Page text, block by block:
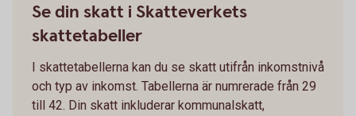
Se din skatt i Skatteverkets
skattetabeller
I skattetabellerna kan du se skatt utifrån inkomstnivå
och typ av inkomst. Tabellerna är numrerade från 29
till 42. Din skatt inkluderar kommunalskatt,